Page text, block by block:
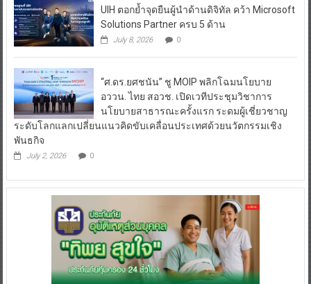
UIH ตอกย้ำจุดยืนผู้นำด้านดิจิทัล คว้า Microsoft
Solutions Partner ครบ 5 ด้าน
July 8, 2026 0
“ศ.ดร.ยศชนัน” ชู MOIP พลิกโฉมนโยบาย
อววน. ไทย สอวช. เปิดเวทีประชุมวิชาการ
นโยบายสาธารณะครั้งแรก ระดมผู้เชี่ยวชาญ
ระดับโลกแลกเปลี่ยนแนวคิดขับเคลื่อนประเทศด้วยนวัตกรรมเชิง
พันธกิจ
July 2, 2026 0